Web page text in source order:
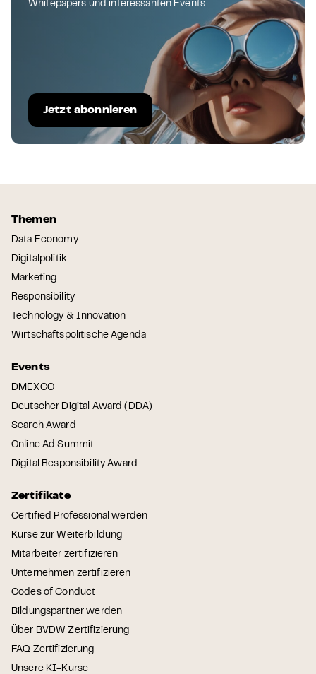
Whitepapers und interessanten Events.
Jetzt abonnieren
Themen
Data Economy
Digitalpolitik
Marketing
Responsibility
Technology & Innovation
Wirtschaftspolitische Agenda
Events
DMEXCO
Deutscher Digital Award (DDA)
Search Award
Online Ad Summit
Digital Responsibility Award
Zertifikate
Certified Professional werden
Kurse zur Weiterbildung
Mitarbeiter zertifizieren
Unternehmen zertifizieren
Codes of Conduct
Bildungspartner werden
Über BVDW Zertifizierung
FAQ Zertifizierung
Unsere KI-Kurse